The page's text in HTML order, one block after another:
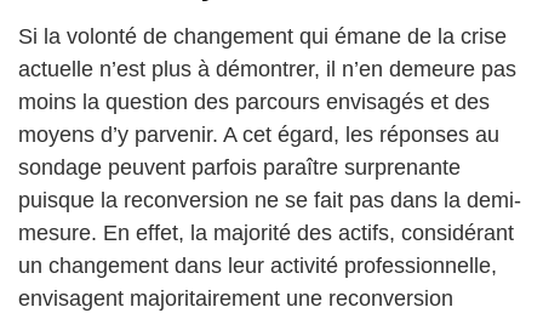
Si la volonté de changement qui émane de la crise
actuelle n’est plus à démontrer, il n’en demeure pas
moins la question des parcours envisagés et des
moyens d’y parvenir. A cet égard, les réponses au
sondage peuvent parfois paraître surprenante
puisque la reconversion ne se fait pas dans la demi-
mesure. En effet, la majorité des actifs, considérant
un changement dans leur activité professionnelle,
envisagent majoritairement une reconversion